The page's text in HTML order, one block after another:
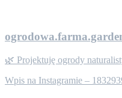
🌿 Projektuję ogrody
Wpis na Instagramie –